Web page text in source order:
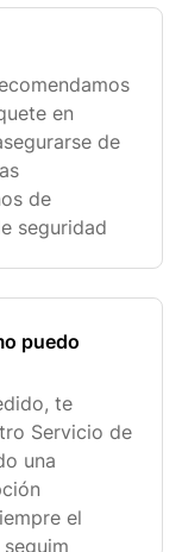
en
de
de
seguridad
puedo
te
Servicio de
una
el